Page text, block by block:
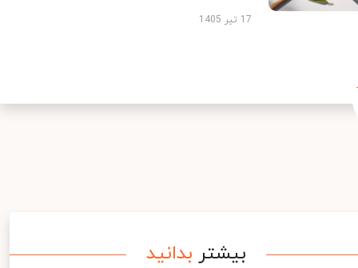
17 تیر 1405
بیشتر بدانید